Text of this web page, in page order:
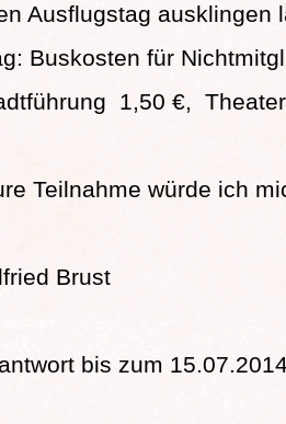
Ausflugstag ausklingen
Buskosten für
1,50 €,
Teilnahme würde ich
Brust
bis zum